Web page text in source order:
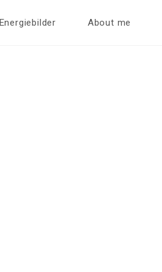
Energiebilder About me